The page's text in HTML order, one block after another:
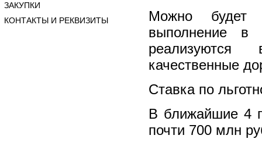
ЗАКУПКИ
КОНТАКТЫ И РЕКВИЗИТЫ
Можно будет
выполнение в
качественные
Ставка по
В ближайшие 4
почти 700 млн